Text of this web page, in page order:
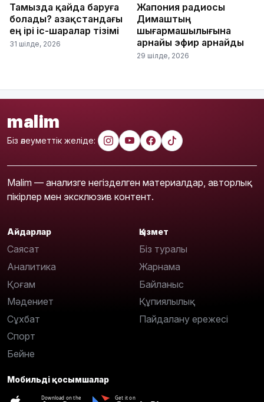
Тамызда қайда баруға
болады? Қазақстандағы
ең ірі іс-шаралар тізімі
31 шілде, 2026
Жапония радиосы
Димаштың
шығармашылығына
арнайы эфир арнайды
29 шілде, 2026
malim
Біз әлеуметтік желіде:
Malim — анализге негізделген материалдар, авторлық
пікірлер мен эксклюзив контент.
Айдарлар
Саясат
Аналитика
Қоғам
Мәдениет
Сұхбат
Спорт
Бейне
Қызмет
Біз туралы
Жарнама
Байланыс
Құпиялылық
Пайдалану ережесі
Мобильді қосымшалар
Download on the Get it on